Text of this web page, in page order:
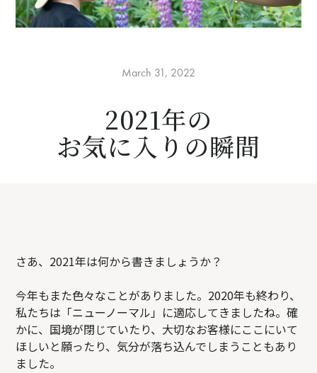
March 31, 2022
2021年の
お気に入りの瞬間
さあ、2021年は何から書きましょうか？
今年もまた色々なことがありました。2020年も終わり、
私たちは「ニューノーマル」に適応してきましたね。確
かに、国境が閉じていたり、大切なお客様にここにいて
ほしいと願ったり、気分が落ち込んでしまうこともあり
ました。